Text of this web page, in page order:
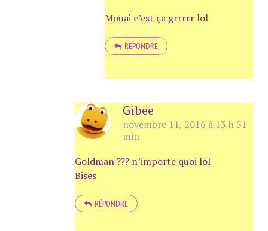
Mouai c’est ça grrrrr lol
RÉPONDRE
Gibee
novembre 11, 2016 à 13 h 51
min
Goldman ??? n’importe quoi lol
Bises
RÉPONDRE